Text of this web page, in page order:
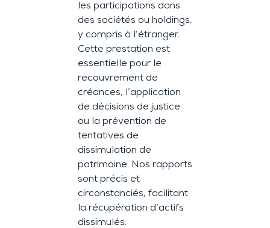
les participations dans
des sociétés ou holdings,
y compris à l’étranger.
Cette prestation est
essentielle pour le
recouvrement de
créances, l’application
de décisions de justice
ou la prévention de
tentatives de
dissimulation de
patrimoine. Nos rapports
sont précis et
circonstanciés, facilitant
la récupération d’actifs
dissimulés.